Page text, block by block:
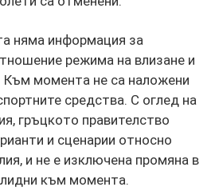
няма информация за
режима на влизане и
Към момента не са наложени
средства. С оглед на
гръцкото правителство
и сценарии относно
и не е изключена промяна в
към момента.